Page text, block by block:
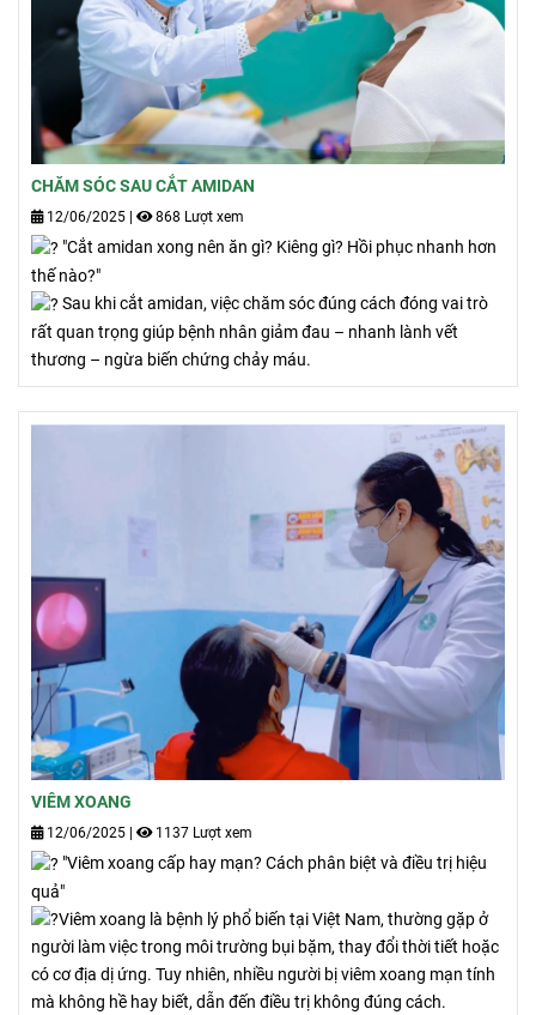
CHĂM SÓC SAU CẮT AMIDAN
12/06/2025 868 Lượt xem
"Cắt amidan xong nên ăn gì? Kiêng gì? Hồi phục nhanh hơn
thế nào?"
Sau khi cắt amidan, việc chăm sóc đúng cách đóng vai trò
rất quan trọng giúp bệnh nhân giảm đau – nhanh lành vết
thương – ngừa biến chứng chảy máu.
VIÊM XOANG
12/06/2025 | 1137 Lượt xem
"Viêm xoang cấp hay mạn? Cách phân biệt và điều trị hiệu
quả"
Viêm xoang là bệnh lý phổ biến tại Việt Nam, thường gặp ở
người làm việc trong môi trường bụi bặm, thay đổi thời tiết hoặc
có cơ địa dị ứng. Tuy nhiên, nhiều người bị viêm xoang mạn tính
mà không hề hay biết, dẫn đến điều trị không đúng cách.